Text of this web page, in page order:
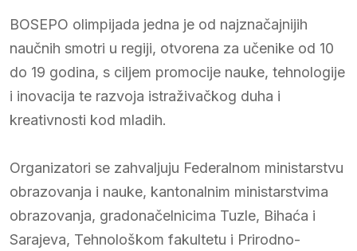
BOSEPO olimpijada jedna je od najznačajnijih
naučnih smotri u regiji, otvorena za učenike od 10
do 19 godina, s ciljem promocije nauke, tehnologije
i inovacija te razvoja istraživačkog duha i
kreativnosti kod mladih.
Organizatori se zahvaljuju Federalnom ministarstvu
obrazovanja i nauke, kantonalnim ministarstvima
obrazovanja, gradonačelnicima Tuzle, Bihaća i
Sarajeva, Tehnološkom fakultetu i Prirodno-